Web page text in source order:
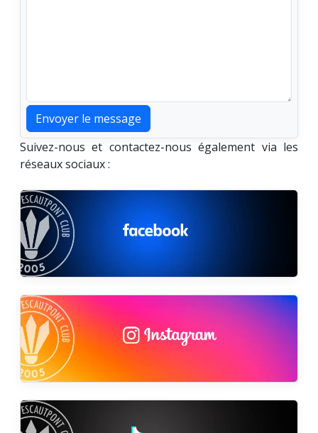
Suivez-nous et contactez-nous également via les
réseaux sociaux :